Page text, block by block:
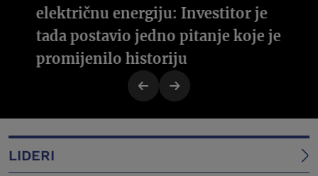
električnu energiju: Investitor je
tada postavio jedno pitanje koje je
promijenilo historiju
LIDERI